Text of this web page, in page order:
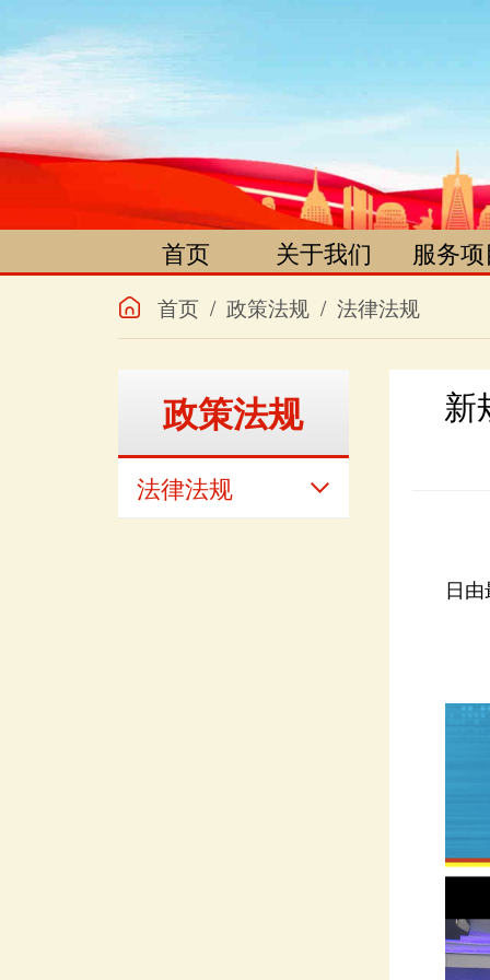
首页
关于我们
项目简介
组织机构
办理须知
发展历程
党建专栏
服务
遗嘱
遗嘱
遗嘱
遗嘱
首页/ 政策法规/ 法律法规
政策法规
法律法规
日